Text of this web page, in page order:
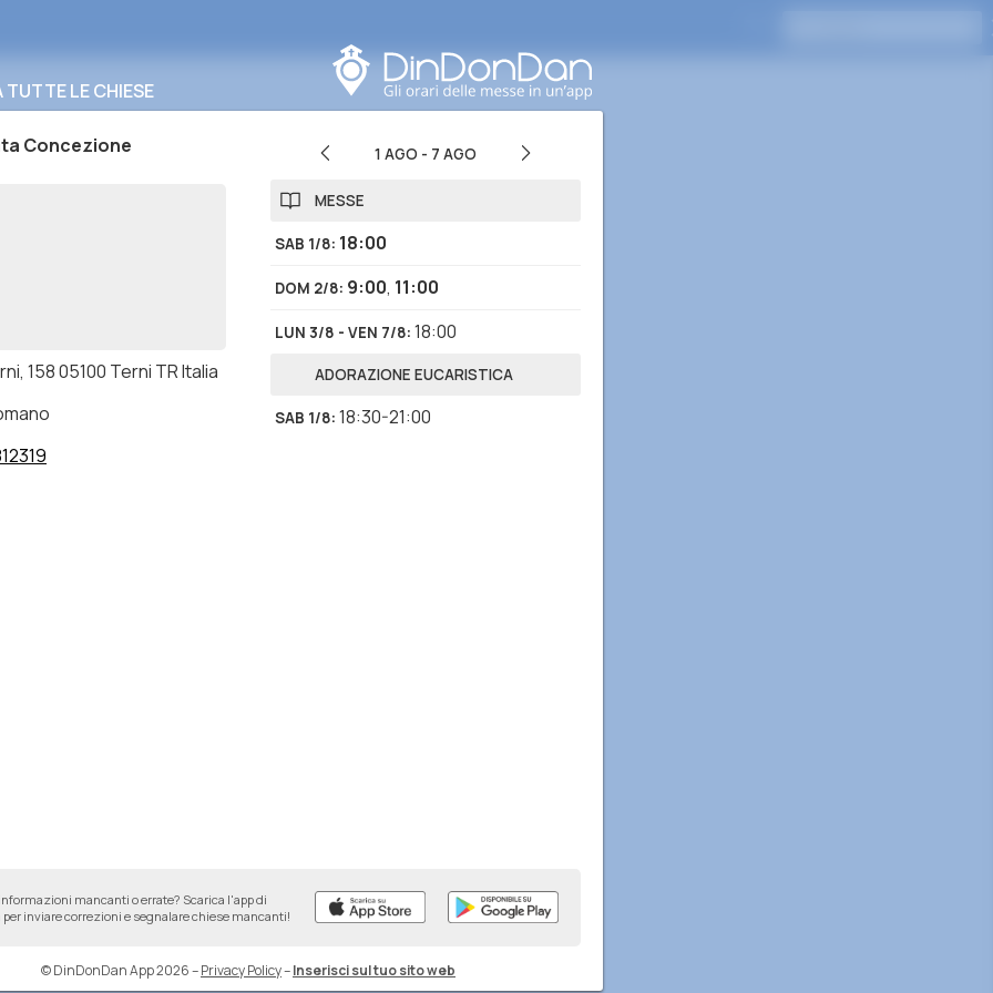
LE CHIESE
Concezione
158 05100 Terni TR Italia
1 AGO - 7 AGO
MESSE
SAB 1/8: 18:00
DOM 2/8: 9:00, 11:00
LUN 3/8 - VEN 7/8: 18:00
ADORAZIONE EUCARISTICA
SAB 1/8: 18:30-21:00
mancanti o errate? Scarica l'app di
per inviare correzioni e segnalare chiese mancanti!
© DinDonDan App 2026–Privacy Policy–Inserisci sul tuo sito web